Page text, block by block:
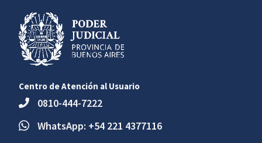
Centro de Atención al Usuario
0810-444-7222
WhatsApp: +54 221 4377116